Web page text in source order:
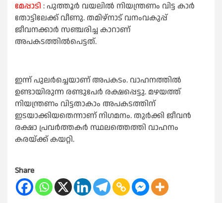
മേപ്പാടി : പുത്തൂർ വയലിൽ നിയന്ത്രണം വിട്ട കാർ
തോട്ടിലേക്ക് വീണു. തമിഴ്നാട് വനംവകുപ്പ്
ജീവനക്കാർ സഞ്ചരിച്ച കാറാണ്
അപകടത്തിൽപെട്ടത്.
ഇന്ന് പുലർച്ചെയാണ് അപകടം. വാഹനത്തിൽ
ഉണ്ടായിരുന്ന രണ്ടുപേർ രക്ഷപ്പെട്ടു. മഴയത്ത്
നിയന്ത്രണം വിട്ടതാകാം അപകടത്തിന്
ഇടയാക്കിയതെന്നാണ് നിഗമനം. തുർക്കി ജീവൻ
രക്ഷാ പ്രവർത്തകർ സ്ഥലത്തെത്തി വാഹനം
കരയ്ക്ക് കയറ്റി.
Share